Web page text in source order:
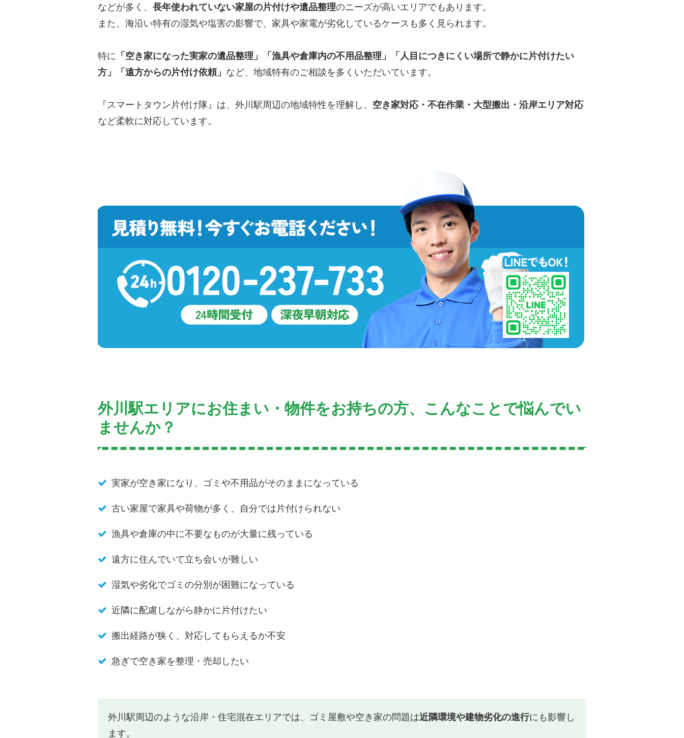
などが多く、 長年使われていない家屋の片付けや遺品整理のニーズが高いエリアでもあります。
また、海沿い特有の湿気や塩害の影響で、家具や家電が劣化しているケースも多く見られます。
特に 「空き家になった実家の遺品整理」「漁具や倉庫内の不用品整理」「人目につきにくい場所で静かに片付けたい
方」「遠方からの片付け依頼」 など、地域特有のご相談を多くいただいています。
『スマートタウン片付け隊』は、外川駅周辺の地域特性を理解し、 空き家対応・不在作業・大型搬出・沿岸エリア対応
など柔軟に対応しています。
外川駅エリアにお住まい・物件をお持ちの方、こんなことで悩んでい
ませんか？
実家が空き家になり、ゴミや不用品がそのままになっている
古い家屋で家具や荷物が多く、自分では片付けられない
漁具や倉庫の中に不要なものが大量に残っている
遠方に住んでいて立ち会いが難しい
湿気や劣化でゴミの分別が困難になっている
近隣に配慮しながら静かに片付けたい
搬出経路が狭く、対応してもらえるか不安
急ぎで空き家を整理・売却したい
外川駅周辺のような沿岸・住宅混在エリアでは、ゴミ屋敷や空き家の問題は近隣環境や建物劣化の進行にも影響し
ます。